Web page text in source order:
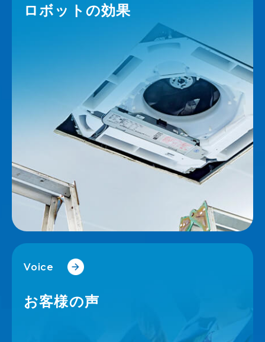
ロボットの効果
Voice
お客様の声